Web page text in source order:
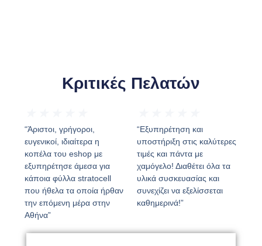
Κριτικές Πελατών
“Άριστοι, γρήγοροι,
ευγενικοί, ιδιαίτερα η
κοπέλα του eshop με
εξυπηρέτησε άμεσα για
κάποια φύλλα stratocell
που ήθελα τα οποία ήρθαν
την επόμενη μέρα στην
Αθήνα”
“Εξυπηρέτηση και
υποστήριξη στις καλύτερες
τιμές και πάντα με
χαμόγελο! Διαθέτει όλα τα
υλικά συσκευασίας και
συνεχίζει να εξελίσσεται
καθημερινά!”